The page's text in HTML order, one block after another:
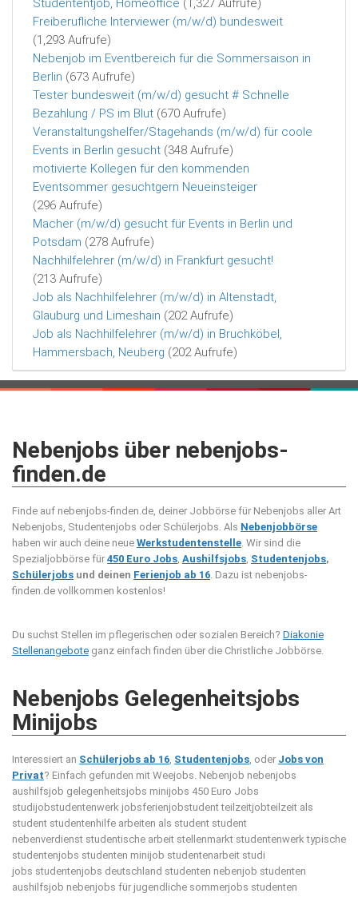
Freiberufliche Interviewer (m/w/d) bundesweit
(1,293 Aufrufe)
Nebenjob im Eventbereich für die Sommersaison in
Berlin (673 Aufrufe)
Tester bundesweit (m/w/d) gesucht # Schnelle
Bezahlung / PS im Blut (670 Aufrufe)
Veranstaltungshelfer/Stagehands (m/w/d) für coole
Events in Berlin gesucht (348 Aufrufe)
motivierte Kollegen für den kommenden
Eventsommer gesuchtgern Neueinsteiger
(296 Aufrufe)
Macher (m/w/d) gesucht für Events in Berlin und
Potsdam (278 Aufrufe)
Nachhilfelehrer (m/w/d) in Frankfurt gesucht!
(213 Aufrufe)
Job als Nachhilfelehrer (m/w/d) in Altenstadt,
Glauburg und Limeshain (202 Aufrufe)
Job als Nachhilfelehrer (m/w/d) in Bruchköbel,
Hammersbach, Neuberg (202 Aufrufe)
Nebenjobs über nebenjobs-
finden.de
Finde auf nebenjobs-finden.de, deiner Jobbörse für Nebenjobs aller Art
Nebenjobs, Studentenjobs oder Schülerjobs. Als Nebenjobbörse
haben wir auch deine neue Werkstudentenstelle . Wir sind die
Spezialjobbörse für 450 Euro Jobs Aushilfsjobs Studentenjobs,
Schülerjobs und deinen Ferienjob ab 16 . Dazu ist nebenjobs-
finden.de vollkommen kostenlos!
Du suchst Stellen im pflegerischen oder sozialen Bereich? Diakonie
Stellenangebote ganz einfach finden über die Christliche Jobbörse.
Nebenjobs Gelegenheitsjobs
Minijobs
Interessiert an Schülerjobs ab 16 Studentenjobs , oder Jobs von
Privat? Einfach gefunden mit Weejobs. Nebenjob nebenjobs
aushilfsjob gelegenheitsjobs minijobs 450 Euro Jobs
studijobstudentenwerk jobsferienjobstudent teilzeitjobteilzeit als
student studentenhilfe arbeiten als student student
nebenverdienst studentische arbeit stellenmarkt studentenwerk typische
studentenjobs studenten minijob studentenarbeit studi
jobs studentenjobs deutschland studenten nebenjob studenten
aushilfsjob nebenjobs für jugendliche sommerjobs studenten